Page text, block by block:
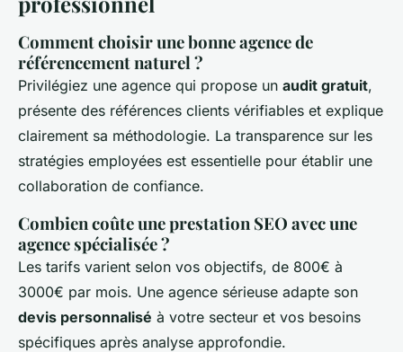
Comment choisir une bonne agence de
référencement naturel ?
Privilégiez une agence qui propose un audit gratuit,
présente des références clients vérifiables et explique
clairement sa méthodologie. La transparence sur les
stratégies employées est essentielle pour établir une
collaboration de confiance.
Combien coûte une prestation SEO avec une
agence spécialisée ?
Les tarifs varient selon vos objectifs, de 800€ à
3000€ par mois. Une agence sérieuse adapte son
devis personnalisé à votre secteur et vos besoins
spécifiques après analyse approfondie.